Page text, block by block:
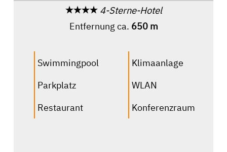
4-Sterne-Hotel
Entfernung ca. 650 m
Swimmingpool
Parkplatz
Restaurant
Klimaanlage
WLAN
Konferenzraum